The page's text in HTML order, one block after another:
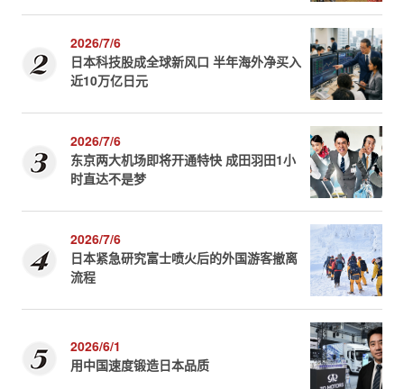
2026/7/6
日本科技股成全球新风口 半年海外净买入
近10万亿日元
2026/7/6
东京两大机场即将开通特快 成田羽田1小
时直达不是梦
2026/7/6
日本紧急研究富士喷火后的外国游客撤离
流程
2026/6/1
用中国速度锻造日本品质